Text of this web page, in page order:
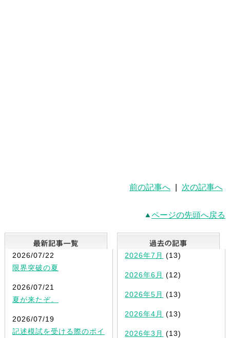
前の記事へ 次の記事へ
ページの先頭へ戻る
最新記事一覧
2026/07/22
限界突破の夏
2026/07/21
夏が来たぞ。
2026/07/19
記述模試を受ける際のポイ
2026年7月 (13)
2026年6月 (12)
2026年5月 (13)
2026年4月 (13)
2026年3月 (13)